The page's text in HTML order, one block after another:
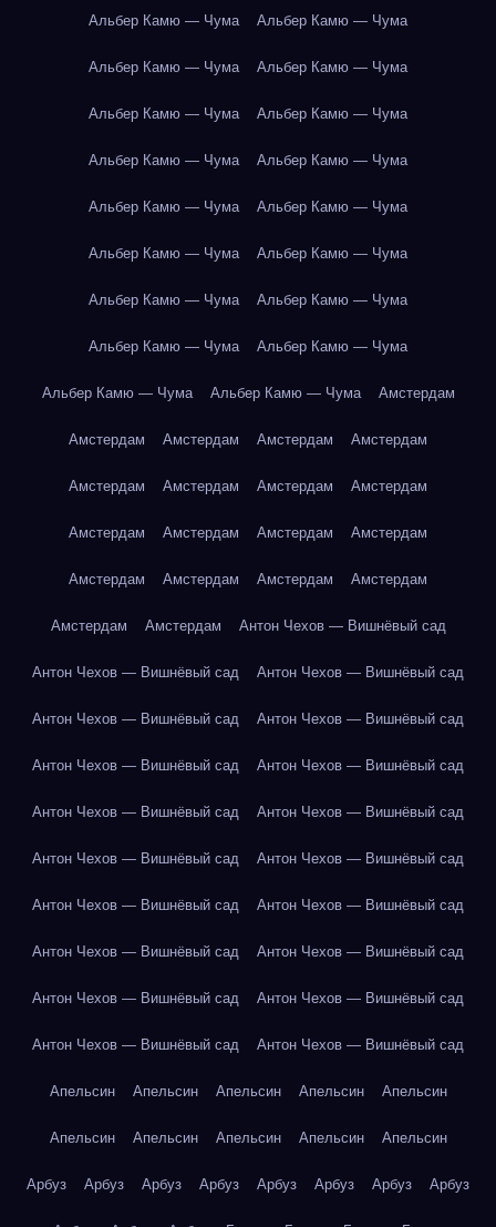
Альбер Камю — Чума Альбер Камю — Чума
Альбер Камю — Чума Альбер Камю — Чума
Альбер Камю — Чума Альбер Камю — Чума
Альбер Камю — Чума Альбер Камю — Чума
Альбер Камю — Чума Альбер Камю — Чума
Альбер Камю — Чума Альбер Камю — Чума
Альбер Камю — Чума Альбер Камю — Чума
Альбер Камю — Чума Альбер Камю — Чума
Альбер Камю — Чума Альбер Камю — Чума Амстердам
Амстердам Амстердам Амстердам Амстердам
Амстердам Амстердам Амстердам Амстердам
Амстердам Амстердам Амстердам Амстердам
Амстердам Амстердам Амстердам Амстердам
Амстердам Амстердам Антон Чехов — Вишнёвый сад
Антон Чехов — Вишнёвый сад Антон Чехов — Вишнёвый сад
Антон Чехов — Вишнёвый сад Антон Чехов — Вишнёвый сад
Антон Чехов — Вишнёвый сад Антон Чехов — Вишнёвый сад
Антон Чехов — Вишнёвый сад Антон Чехов — Вишнёвый сад
Антон Чехов — Вишнёвый сад Антон Чехов — Вишнёвый сад
Антон Чехов — Вишнёвый сад Антон Чехов — Вишнёвый сад
Антон Чехов — Вишнёвый сад Антон Чехов — Вишнёвый сад
Антон Чехов — Вишнёвый сад Антон Чехов — Вишнёвый сад
Антон Чехов — Вишнёвый сад Антон Чехов — Вишнёвый сад
Апельсин Апельсин Апельсин Апельсин Апельсин
Апельсин Апельсин Апельсин Апельсин Апельсин
Арбуз Арбуз Арбуз Арбуз Арбуз Арбуз Арбуз Арбуз